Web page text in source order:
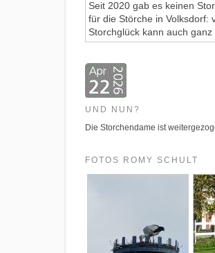
Seit 2020 gab es keinen
für die Störche in Volksdorf:
Storchglück kann auch
UND NUN?
Die Storchendame ist
FOTOS ROMY SCHULT